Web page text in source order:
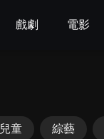
戲劇 電影
兒童 綜藝